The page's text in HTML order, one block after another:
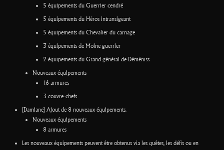
5 équipements du Guerrier cendré
5 équipements du Héros intransigeant
5 équipements du Chevalier du carnage
3 équipements de Moine guerrier
2 équipements du Grand général de Déméniss
Nouveaux équipements
16 armures
3 couvre-chefs
[Damiane] Ajout de 8 nouveaux équipements.
Nouveaux équipements
8 armures
Les nouveaux équipements peuvent être obtenus via les quêtes, les défis ou en